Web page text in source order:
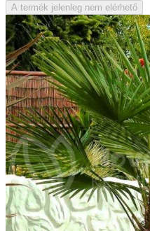
A termék jelenleg nem elérhető